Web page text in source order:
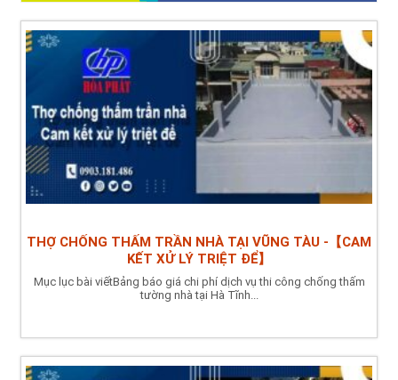
THỢ CHỐNG THẤM TRẦN NHÀ TẠI VŨNG TÀU -【CAM
KẾT XỬ LÝ TRIỆT ĐỂ】
Mục lục bài viếtBảng báo giá chi phí dịch vụ thi công chống thấm
tường nhà tại Hà Tĩnh...